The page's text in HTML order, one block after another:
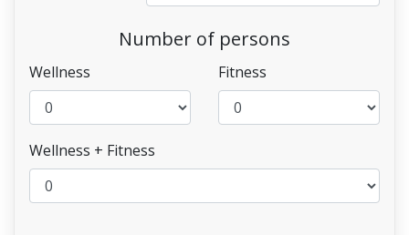
Number of persons
Wellness Fitness
Wellness + Fitness